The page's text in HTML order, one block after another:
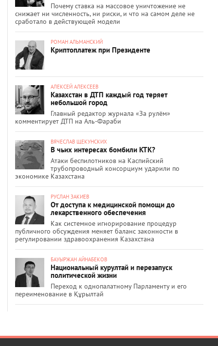
Почему ставка на массовое уничтожение не
снижает ни численность, ни риски, и что на самом деле не
сработало в действующей модели
РОМАН АЛЬМАНСКИЙ
Криптоплатеж при Президенте
АЛЕКСЕЙ АЛЕКСЕЕВ
Казахстан в ДТП каждый год теряет
небольшой город
Главный редактор журнала «За рулём»
комментирует ДТП на Аль-Фараби
ВЯЧЕСЛАВ ЩЕКУНСКИХ
В чьих интересах бомбили КТК?
Атаки беспилотников на Каспийский
трубопроводный консорциум ударили по
экономике Казахстана
РУСЛАН ЗАКИЕВ
От доступа к медицинской помощи до
лекарственного обеспечения
Как системное игнорирование процедур
публичного обсуждения меняет баланс законности в
регулировании здравоохранения Казахстана
БАУЫРЖАН АЙНАБЕКОВ
Национальный курултай и перезапуск
политической жизни
Переход к однопалатному Парламенту и его
переименование в Құрылтай